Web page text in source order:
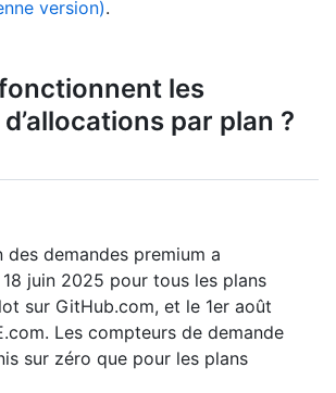
version).
les
par plan ?
demandes premium a
juin 2025 pour tous les plans
sur GitHub.com, et le 1er août
Les compteurs de demande
sur zéro que pour les plans